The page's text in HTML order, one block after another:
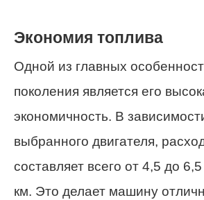
Экономия топлива
Одной из главных
поколения является его
экономичность. В
выбранного двигателя,
составляет всего от 4,5 до
км. Это делает машину